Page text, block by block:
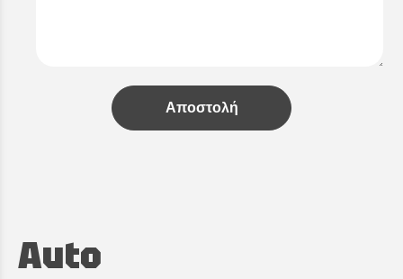
Αποστολή
Auto